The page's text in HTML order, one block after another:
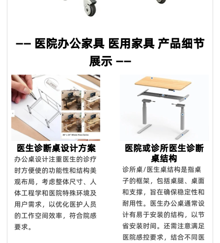
—— 医院办公家具 医用家具 产品细节
展示 ——
医生诊断桌设计方案
办公桌设计注重医生的诊疗
时方便使的功能性和结构美
观布局，考虑整体尺寸、人
体工程学和医院特殊环境及
用户需求，以优化医护人员
的工作空间效率，符合院感
要求。
医院或诊所医生诊断
桌结构
诊所桌/医生桌结构是指桌
子的框架，包括桌腿、桌面
和支撑，旨在确保稳定性和
耐用性。 医生办公桌通常设
计有易于安装的结构，以节
省安装时间。还需注意满足
医院感控要求，结合不同医